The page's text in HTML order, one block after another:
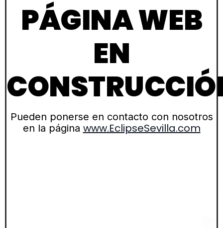
PÁGINA WEB
EN
Pueden ponerse en contacto con nosotros
en la página www.EclipseSevilla.com